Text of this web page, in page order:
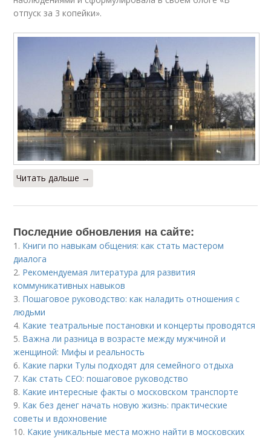
отпуск за 3 копейки».
Читать дальше →
Последние обновления на сайте:
1. Книги по навыкам общения: как стать мастером
диалога
2. Рекомендуемая литература для развития
коммуникативных навыков
3. Пошаговое руководство: как наладить отношения с
людьми
4. Какие театральные постановки и концерты проводятся
5. Важна ли разница в возрасте между мужчиной и
женщиной: Мифы и реальность
6. Какие парки Тулы подходят для семейного отдыха
7. Как стать CEO: пошаговое руководство
8. Какие интересные факты о московском транспорте
9. Как без денег начать новую жизнь: практические
советы и вдохновение
10. Какие уникальные места можно найти в московских